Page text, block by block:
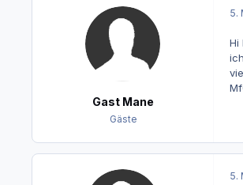
Gast Mane
Gäste
5.
Hi
5.